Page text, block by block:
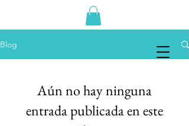
Blog
Aún no hay ninguna
entrada publicada en este